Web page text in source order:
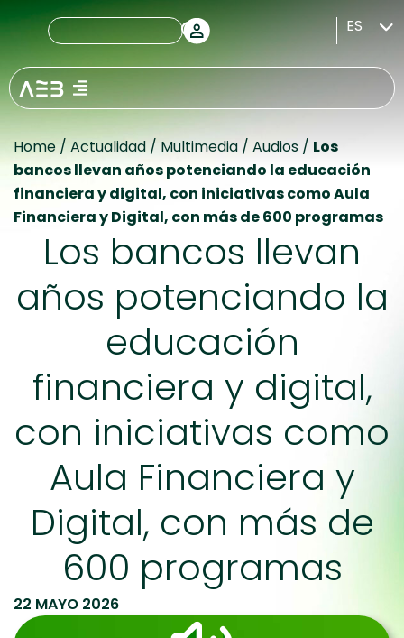
ES
Home/ Actualidad / Multimedia / Audios / Los
bancos llevan años potenciando la educación
financiera y digital, con iniciativas como Aula
Financiera y Digital, con más de 600 programas
Los bancos llevan
años potenciando la
educación
financiera y digital,
con iniciativas como
Aula Financiera y
Digital, con más de
600 programas
22 MAYO 2026